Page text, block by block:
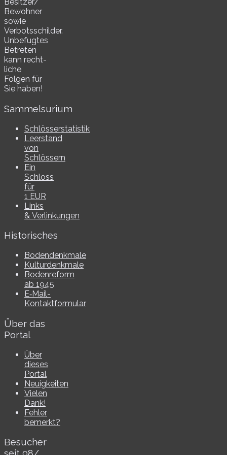
Bewohner
sowie
Verbotsschilder.
Unbefugtes
Betreten
kann recht­
li­che
Folgen für
Sie haben!
Sammelsurium
Schlösserstatistik
Leerstand
von
Schlössern
Ein
Schloss
für
1 EUR
Links
& Verlinkungen
Historisches
Bodendenkmale
Kulturdenkmale
Bodenreform
ab 1945
E‑Mail-​​
Kontaktformular
Über das
Portal
Über
dieses
Portal
Neuigkeiten
Vielen
Dank!
Fehler
bemerkt?
Besucher